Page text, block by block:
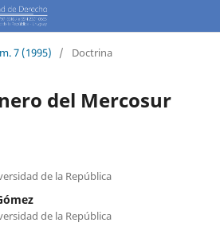
7 (1995) / Doctrina
del Mercosur
de la República
de la República